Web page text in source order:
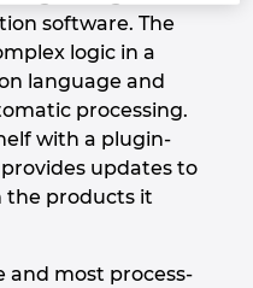
software. The
logic in a
language and
processing.
with a plugin-
updates to
the products it
and most process-